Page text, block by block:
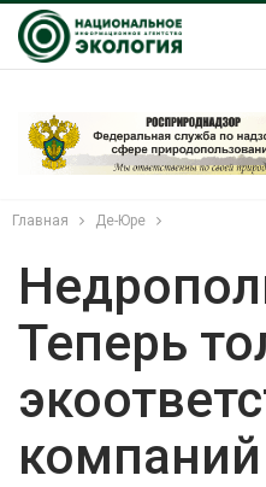
Главная Де-Юре
Теперь
компаний